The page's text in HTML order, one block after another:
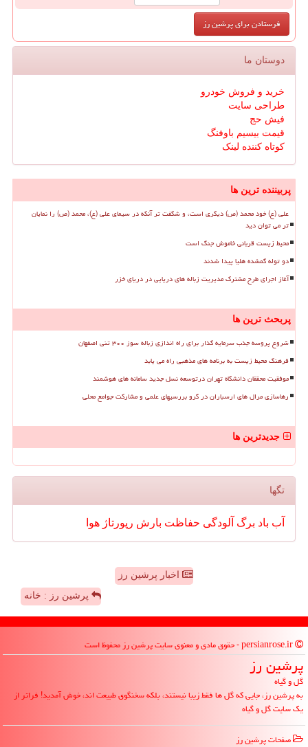
دوستان ما
خرید و فروش خودرو
طراحی سایت
فیش حج
قیمت بیسیم باوفنگ
کوتاه کننده لینک
پربیننده ترین ها
علی (ع) خود محمد (ص) دیگری است، و شگفت تر آنکه در سیمای علی (ع)، محمد (ص) را نمایان
تر می توان دید
محیط زیست قربانی خاموش جنگ است
دو توله گمشده هلیا پیدا شدند
آغاز اجرای طرح مشترک مدیریت زباله های دریایی در دریای خزر
پربحث ترین ها
شروع پروسه جذب سرمایه گذار برای راه اندازی زباله سوز ۳۰۰ تنی اصفهان
فرهنگ محیط زیست به برنامه های مذهبی راه می یابد
موفقیت محققان دانشگاه تهران درتوسعه نسل جدید سامانه های هوشمند
رهاسازی مرال های ارسباران در گرو بررسیهای علمی و مشارکت جوامع محلی
جدیدترین ها
تگها
آب باد برگ آلودگی حفاظت بارش رپورتاژ هوا
اخبار پرشین رز
پرشین رز : خانه
پرشین رز
گل و گیاه
به پرشین رز، جایی که گل ها فقط زیبا نیستند، بلکه سخنگوی طبیعت اند، خوش آمدید! فراتر از
یک سایت گل و گیاه
صفحات پرشین رز